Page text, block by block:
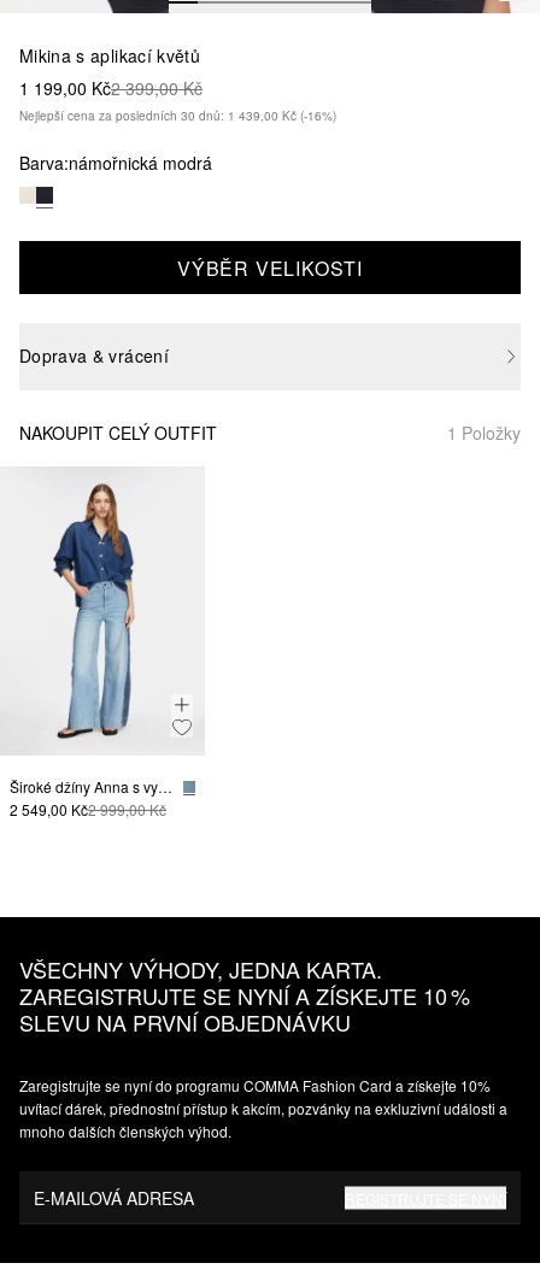
Mikina s aplikací květů
1 199,00 Kč2 399,00 Kč
Nejlepší cena za posledních 30 dnů: 1 439,00 Kč (-16%)
Barva:námořnická modrá
VÝBĚR VELIKOSTI
Doprava & vrácení
NAKOUPIT CELÝ OUTFIT 1 Položky
Široké džíny Anna s vysokým pasem a kontrastními pruhy
2 549,00 Kč2 999,00 Kč
VŠECHNY VÝHODY, JEDNA KARTA.
ZAREGISTRUJTE SE NYNÍ A ZÍSKEJTE 10 %
SLEVU NA PRVNÍ OBJEDNÁVKU
Zaregistrujte se nyní do programu COMMA Fashion Card a získejte 10%
uvítací dárek, přednostní přístup k akcím, pozvánky na exkluzivní události a
mnoho dalších členských výhod.
E-MAILOVÁ ADRESA